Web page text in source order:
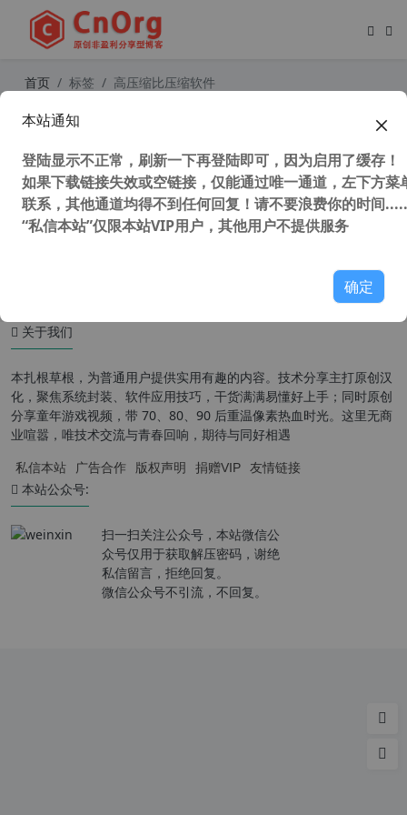
首页 标签 高压缩比压缩软件
压缩超大文件专用
关于我们
本扎根草根，为普通用户提供实用有趣的内容。技术分享主打原创汉
化，聚焦系统封装、软件应用技巧，干货满满易懂好上手；同时原创
分享童年游戏视频，带 70、80、90 后重温像素热血时光。这里无商
业喧嚣，唯技术交流与青春回响，期待与同好相遇
私信本站 广告合作 版权声明 捐赠VIP 友情链接
本站公众号:
扫一扫关注公众号，本站微信公
众号仅用于获取解压密码，谢绝
私信留言，拒绝回复。
微信公众号不引流，不回复。
本站通知
登陆显示不正常，刷新一下再登陆即可，因为启用了缓存！
如果下载链接失效或空链接，仅能通过唯一通道，左下方菜
联系，其他通道均得不到任何回复！请不要浪费你的时间
“私信本站”仅限本站VIP用户，其他用户不提供服务
确定